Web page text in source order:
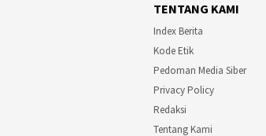
TENTANG KAMI
Index Berita
Kode Etik
Pedoman Media Siber
Privacy Policy
Redaksi
Tentang Kami